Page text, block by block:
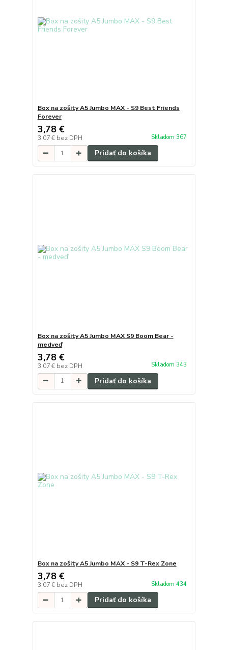
Box na zošity A5 Jumbo MAX - S9 Best Friends
Forever
3,78 €
3,07 € bez DPH Skladom 367
Pridať do košíka
Box na zošity A5 Jumbo MAX S9 Boom Bear -
medveď
3,78 €
3,07 € bez DPH Skladom 343
Pridať do košíka
Box na zošity A5 Jumbo MAX - S9 T-Rex Zone
3,78 €
3,07 € bez DPH Skladom 434
Pridať do košíka